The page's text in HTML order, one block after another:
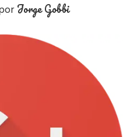
Jorge Gobbi